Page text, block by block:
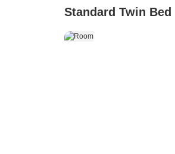
Standard Twin Bed